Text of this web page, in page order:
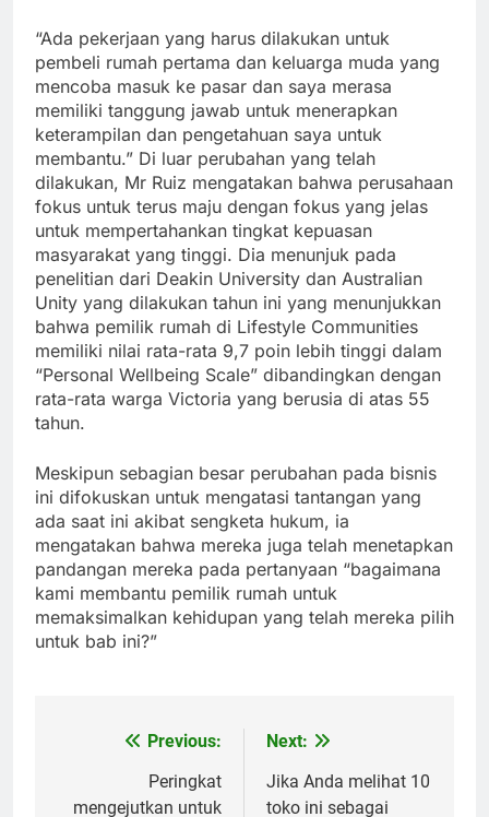
“Ada pekerjaan yang harus dilakukan untuk
pembeli rumah pertama dan keluarga muda yang
mencoba masuk ke pasar dan saya merasa
memiliki tanggung jawab untuk menerapkan
keterampilan dan pengetahuan saya untuk
membantu.” Di luar perubahan yang telah
dilakukan, Mr Ruiz mengatakan bahwa perusahaan
fokus untuk terus maju dengan fokus yang jelas
untuk mempertahankan tingkat kepuasan
masyarakat yang tinggi. Dia menunjuk pada
penelitian dari Deakin University dan Australian
Unity yang dilakukan tahun ini yang menunjukkan
bahwa pemilik rumah di Lifestyle Communities
memiliki nilai rata-rata 9,7 poin lebih tinggi dalam
“Personal Wellbeing Scale” dibandingkan dengan
rata-rata warga Victoria yang berusia di atas 55
tahun.
Meskipun sebagian besar perubahan pada bisnis
ini difokuskan untuk mengatasi tantangan yang
ada saat ini akibat sengketa hukum, ia
mengatakan bahwa mereka juga telah menetapkan
pandangan mereka pada pertanyaan “bagaimana
kami membantu pemilik rumah untuk
memaksimalkan kehidupan yang telah mereka pilih
untuk bab ini?”
navigation
Previous:
Peringkat
mengejutkan untuk
Next:
Jika Anda melihat 10
toko ini sebagai